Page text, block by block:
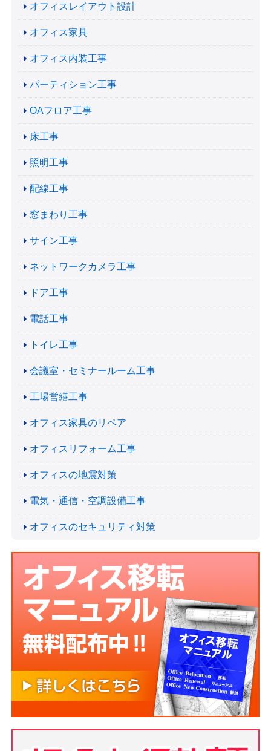
オフィスレイアウト設計
オフィス家具
オフィス内装工事
パーティション工事
OAフロア工事
床工事
照明工事
配線工事
窓まわり工事
サイン工事
ネットワークカメラ工事
ドア工事
電話工事
トイレ工事
会議室・セミナールーム工事
工場営繕工事
オフィス家具のリペア
オフィスリフォーム工事
オフィスの地震対策
電気・通信・空調設備工事
オフィスのセキュリティ対策